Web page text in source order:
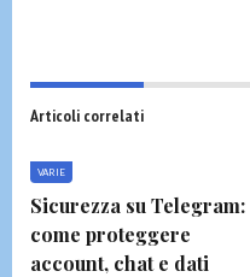
Articoli correlati
VARIE
Sicurezza su Telegram:
come proteggere
account, chat e dati